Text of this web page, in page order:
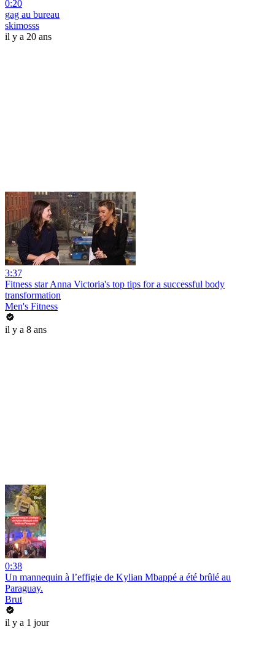
0:20
gag au bureau
skimosss
il y a 20 ans
3:37
Fitness star Anna Victoria's top tips for a successful body
transformation
Men's Fitness
il y a 8 ans
0:38
Un mannequin à l’effigie de Kylian Mbappé a été brûlé au
Paraguay.
Brut
il y a 1 jour